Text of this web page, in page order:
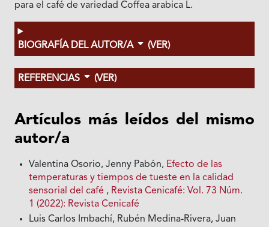
para el café de variedad Coffea arabica L.
BIOGRAFÍA DEL AUTOR/A (VER)
REFERENCIAS (VER)
Artículos más leídos del mismo
autor/a
Valentina Osorio, Jenny Pabón, Efecto de las
temperaturas y tiempos de tueste en la calidad
sensorial del café , Revista Cenicafé: Vol. 73 Núm.
1 (2022): Revista Cenicafé
Luis Carlos Imbachí, Rubén Medina-Rivera, Juan